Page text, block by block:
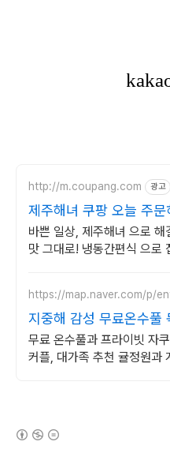
http://m.coupang.com 광고
제주해녀 쿠팡 오늘 주
바쁜 일상, 제주해녀 으로
맛 그대로! 냉동간편식 으로
https://map.naver.com/p/
지중해 감성 무료온수풀
공간
무료 온수풀과 프라이빗 자
커플, 대가족 추천 귤정원과